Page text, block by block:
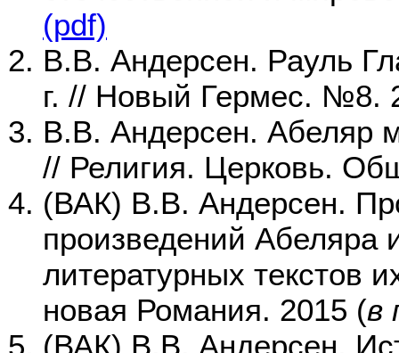
(pdf)
В.В. Андерсен. Рауль
г. // Новый Гермес. №8.
В.В. Андерсен. Абеляр
// Религия. Церковь.
(ВАК) В.В. Андерсен.
произведений Абеляра
литературных текстов
новая Романия. 2015 (в
(ВАК) В.В. Андерсен.